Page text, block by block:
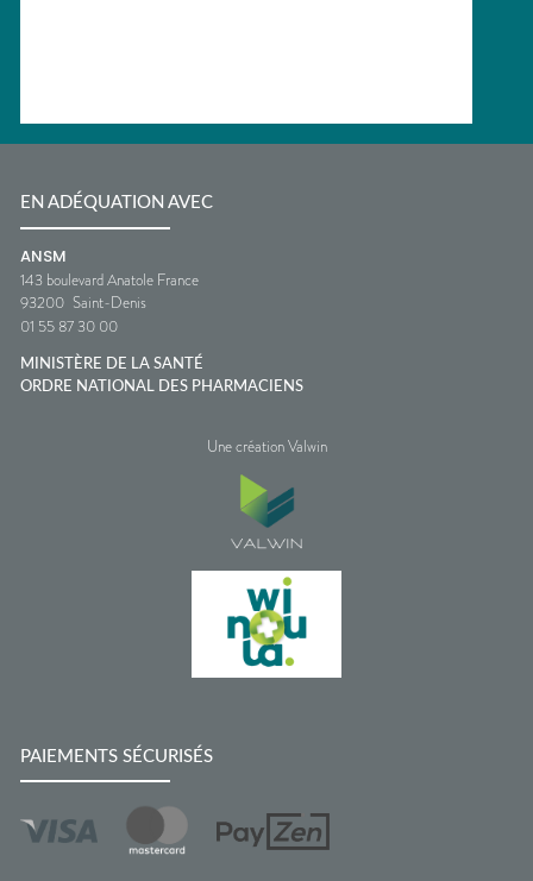
EN ADÉQUATION AVEC
ANSM
143 boulevard Anatole France
93200 Saint-Denis
01 55 87 30 00
MINISTÈRE DE LA SANTÉ
ORDRE NATIONAL DES PHARMACIENS
Une création Valwin
PAIEMENTS SÉCURISÉS